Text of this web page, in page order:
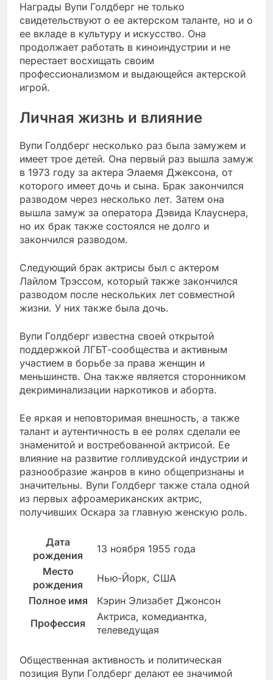
Награды Вупи Голдберг не только
свидетельствуют о ее актерском таланте, но и о
ее вкладе в культуру и искусство. Она
продолжает работать в киноиндустрии и не
перестает восхищать своим
профессионализмом и выдающейся актерской
игрой.
Личная жизнь и влияние
Вупи Голдберг несколько раз была замужем и
имеет трое детей. Она первый раз вышла замуж
в 1973 году за актера Элаемя Джексона, от
которого имеет дочь и сына. Брак закончился
разводом через несколько лет. Затем она
вышла замуж за оператора Дэвида Клауснера,
но их брак также состоялся не долго и
закончился разводом.
Следующий брак актрисы был с актером
Лайлом Трэссом, который также закончился
разводом после нескольких лет совместной
жизни. У них также была дочь.
Вупи Голдберг известна своей открытой
поддержкой ЛГБТ-сообщества и активным
участием в борьбе за права женщин и
меньшинств. Она также является сторонником
декриминализации наркотиков и аборта.
Ее яркая и неповторимая внешность, а также
талант и аутентичность в ее ролях сделали ее
знаменитой и востребованной актрисой. Ее
влияние на развитие голливудской индустрии и
разнообразие жанров в кино общепризнаны и
значительны. Вупи Голдберг также стала одной
из первых афроамериканских актрис,
получивших Оскара за главную женскую роль.
Дата
рождения
13 ноября 1955 года
Место
рождения
Нью-Йорк, США
Полное имя
Кэрин Элизабет Джонсон
Профессия
Актриса, комедиантка,
телеведущая
Общественная активность и политическая
позиция Вупи Голдберг делают ее значимой